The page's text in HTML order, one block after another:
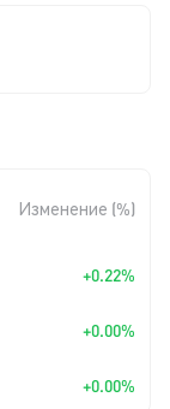
Изменение (%)
+0.22%
+0.00%
+0.00%